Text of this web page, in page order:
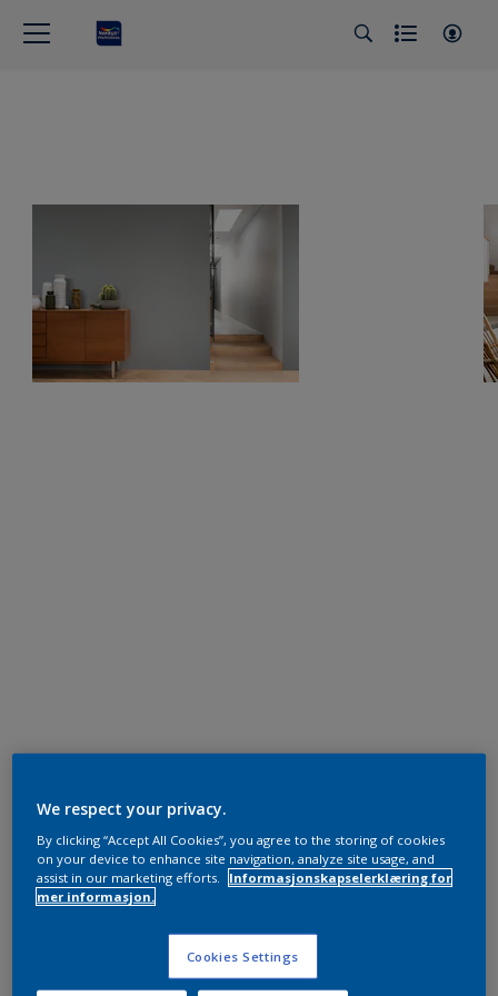
We respect your privacy.
By clicking “Accept All Cookies”, you agree to the storing of cookies
on your device to enhance site navigation, analyze site usage, and
assist in our marketing efforts.
Informasjonskapselerklæring for
mer informasjon.
Cookies Settings